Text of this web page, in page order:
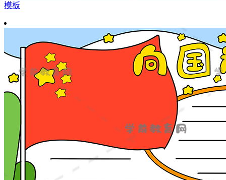
模板